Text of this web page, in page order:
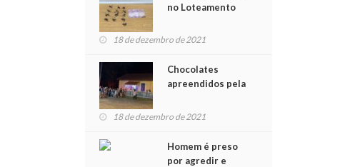
no Loteamento
18 de dezembro de 2021
Chocolates
apreendidos pela
entregues para
Chegada do Papai
18 de dezembro de 2021
Homem é preso
por agredir e